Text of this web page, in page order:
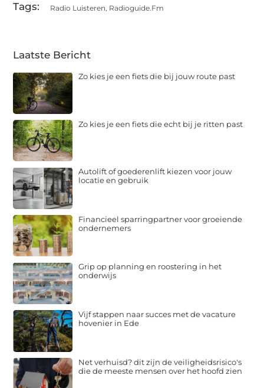
Tags: Radio Luisteren, Radioguide.fm
Laatste Bericht
Zo kies je een fiets die bij jouw route past
Zo kies je een fiets die echt bij je ritten past
Autolift of goederenlift kiezen voor jouw
locatie en gebruik
Financieel sparringpartner voor groeiende
ondernemers
Grip op planning en roostering in het
onderwijs
Vijf stappen naar succes met de vacature
hovenier in Ede
Net verhuisd? dit zijn de veiligheidsrisico's
die de meeste mensen over het hoofd zien